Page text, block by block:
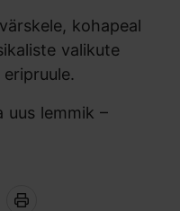
kohapeal
valikute
uus lemmik –